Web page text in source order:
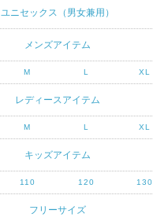
ユニセックス（男女兼用）
メンズアイテム
M L XL
レディースアイテム
M L XL
キッズアイテム
110 120 130
フリーサイズ